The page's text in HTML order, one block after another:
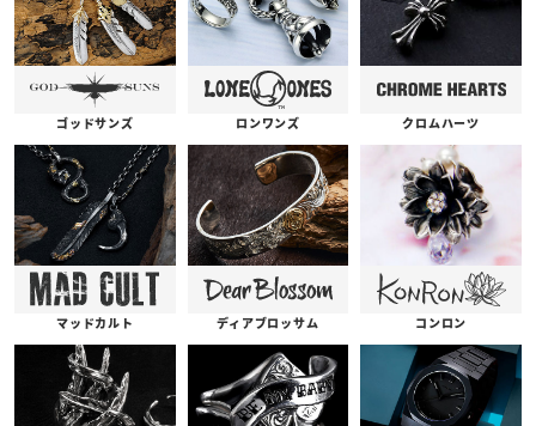
ゴッドサンズ ロンワンズ クロムハーツ
マッドカルト ディアブロッサム コンロン